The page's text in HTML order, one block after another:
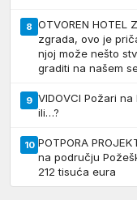
8 OTVOREN HOTEL
zgrada, ovo je
njoj može nešto
graditi na našem
9 VIDOVCI Požari
ili…?
10 POTPORA
na području
212 tisuća eura